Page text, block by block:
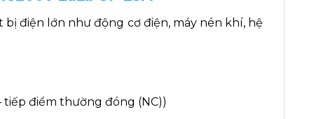
điện lớn như động cơ điện, máy nén khí, hệ
tiếp điểm thường đóng (NC))